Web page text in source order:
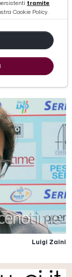
1-2,
gara
Luigi Zaini
tramite
Cookie Policy.